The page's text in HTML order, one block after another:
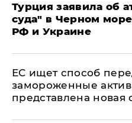
Турция заявила об
суда" в Черном
РФ и Украине
ЕС ищет способ
замороженные
представлена новая